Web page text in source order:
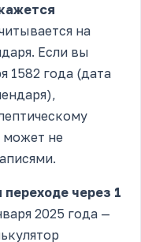
на
Если вы
1582 года (дата
может не
через 1
2025 года —